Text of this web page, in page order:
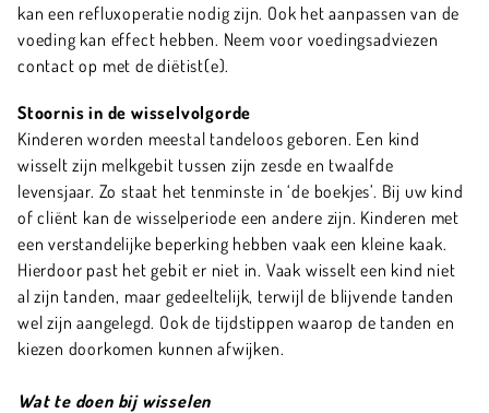
kan een refluxoperatie nodig zijn. Ook het aanpassen van de
voeding kan effect hebben. Neem voor voedingsadviezen
contact op met de diëtist(e).
Stoornis in de wisselvolgorde
Kinderen worden meestal tandeloos geboren. Een kind
wisselt zijn melkgebit tussen zijn zesde en twaalfde
levensjaar. Zo staat het tenminste in ‘de boekjes’. Bij uw kind
of cliënt kan de wisselperiode een andere zijn. Kinderen met
een verstandelijke beperking hebben vaak een kleine kaak.
Hierdoor past het gebit er niet in. Vaak wisselt een kind niet
al zijn tanden, maar gedeeltelijk, terwijl de blijvende tanden
wel zijn aangelegd. Ook de tijdstippen waarop de tanden en
kiezen doorkomen kunnen afwijken.
Wat te doen bij wisselen